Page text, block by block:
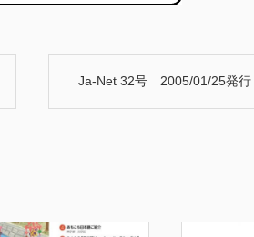
Ja-Net 32号 2005/01/25発行